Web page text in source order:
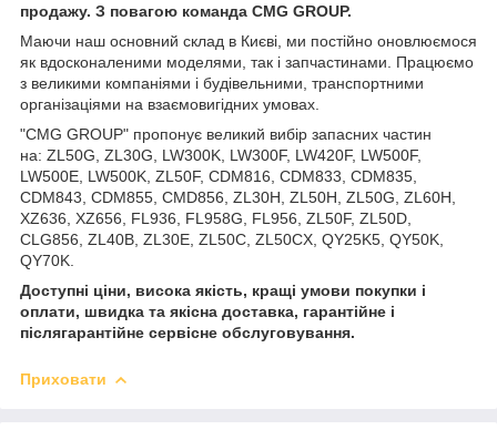
продажу. З повагою команда CMG GROUP.
Маючи наш основний склад в Києві, ми постійно оновлюємося
як вдосконаленими моделями, так і запчастинами. Працюємо
з великими компаніями і будівельними, транспортними
організаціями на взаємовигідних умовах.
"CMG GROUP" пропонує великий вибір запасних частин
на: ZL50G, ZL30G, LW300K, LW300F, LW420F, LW500F,
LW500E, LW500K, ZL50F, CDM816, CDM833, CDM835,
CDM843, CDM855, CMD856, ZL30H, ZL50H, ZL50G, ZL60H,
XZ636, XZ656, FL936, FL958G, FL956, ZL50F, ZL50D,
CLG856, ZL40B, ZL30E, ZL50C, ZL50CX, QY25K5, QY50K,
QY70K.
Доступні ціни, висока якість, кращі умови покупки і
оплати, швидка та якісна доставка, гарантійне і
післягарантійне сервісне обслуговування.
Приховати